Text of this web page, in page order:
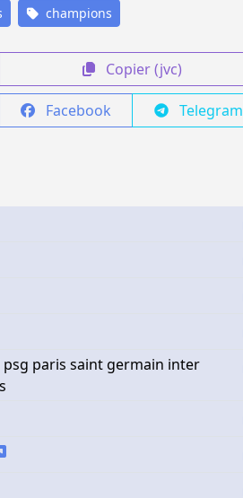
champions
Copier (jvc)
Facebook Telegram
paris saint germain inter